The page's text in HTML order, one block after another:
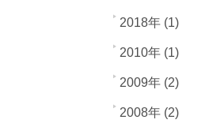
2018年 (1)
2010年 (1)
2009年 (2)
2008年 (2)